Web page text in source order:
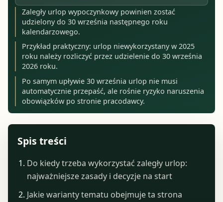
Zaległy urlop wypoczynkowy powinien zostać
udzielony do 30 września następnego roku
kalendarzowego.
Przykład praktyczny: urlop niewykorzystany w 2025
roku należy rozliczyć przez udzielenie do 30 września
2026 roku.
Po samym upływie 30 września urlop nie musi
automatycznie przepaść, ale rośnie ryzyko naruszenia
obowiązków po stronie pracodawcy.
Spis treści
Do kiedy trzeba wykorzystać zaległy urlop:
najważniejsze zasady i decyzje na start
Jakie warianty tematu obejmuje ta strona